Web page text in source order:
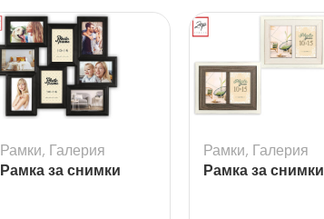
Рамки, Галерия
Рамка за снимки
Рамки, Галерия
Рамка за снимки